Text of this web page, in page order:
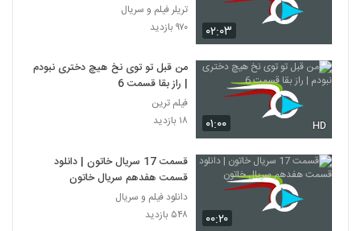
۰۲:۰۳
تریلر فیلم و سریال
۹۷۰ بازدید
۰۱:۰۰ HD
من قبل تو توی نخ هیچ دختری نبودم
| راز بقا قسمت 6
فیلم ترین
۱۸ بازدید
۰۰:۲۰
قسمت 17 سریال خاتون | دانلود
قسمت هفدهم سریال خاتون
دانلود فیلم و سریال
۵۴۸ بازدید